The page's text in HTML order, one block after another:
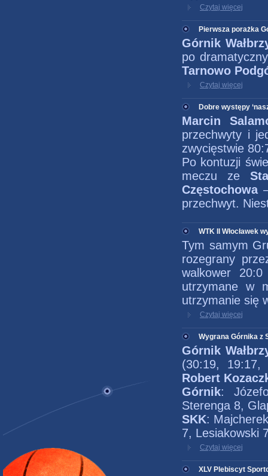
Czytaj więcej
Pierwsza porażka
Górnik
po
Tarnowo
Czytaj więcej
Dobre występy
Marcin
przechwyty i
zwycięstwie
Po kontuzji
meczu ze
Częstochowa
przechwyt.
WTK II Włocławek
Tym samym
rozegrany
walkower
utrzymane w
utrzymanie się
Czytaj więcej
Wygrana Górnika z
Górnik
(30:19, 19:17,
Robert
Górnik:
Sterenga 8,
SKK:
7, Lesiakowski
Czytaj więcej
XLV Plebiscyt